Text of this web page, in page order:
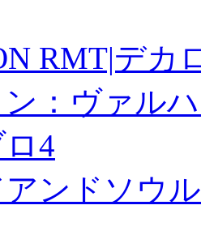
RMT|デカ
：ヴァル
4
ンドソウ